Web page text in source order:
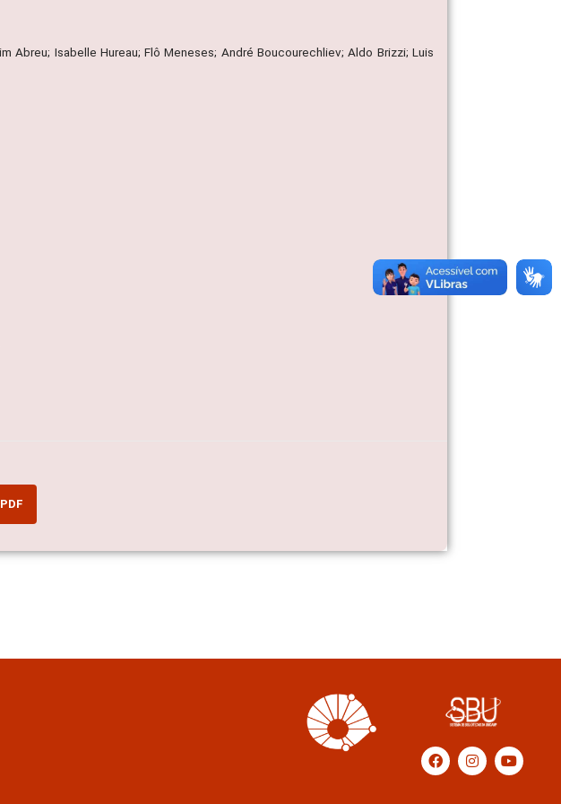
Abreu; Isabelle Hureau; Flô Meneses; André Boucourechliev; Aldo Brizzi; Luis
PDF